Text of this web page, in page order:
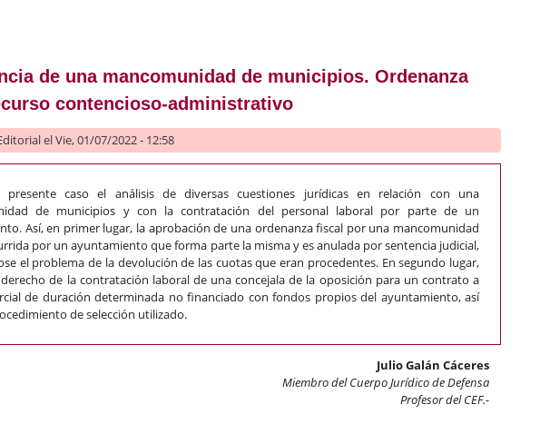
de una mancomunidad de municipios. Ordenanza
contencioso-administrativo
el Vie, 01/07/2022 - 12:58
presente caso el análisis de diversas cuestiones jurídicas en relación con una
de municipios y con la contratación del personal laboral por parte de un
Así, en primer lugar, la aprobación de una ordenanza fiscal por una mancomunidad
por un ayuntamiento que forma parte la misma y es anulada por sentencia judicial,
el problema de la devolución de las cuotas que eran procedentes. En segundo lugar,
de la contratación laboral de una concejala de la oposición para un contrato a
de duración determinada no financiado con fondos propios del ayuntamiento, así
de selección utilizado.
Julio Galán Cáceres
Miembro del Cuerpo Jurídico de Defensa
Profesor del CEF.-